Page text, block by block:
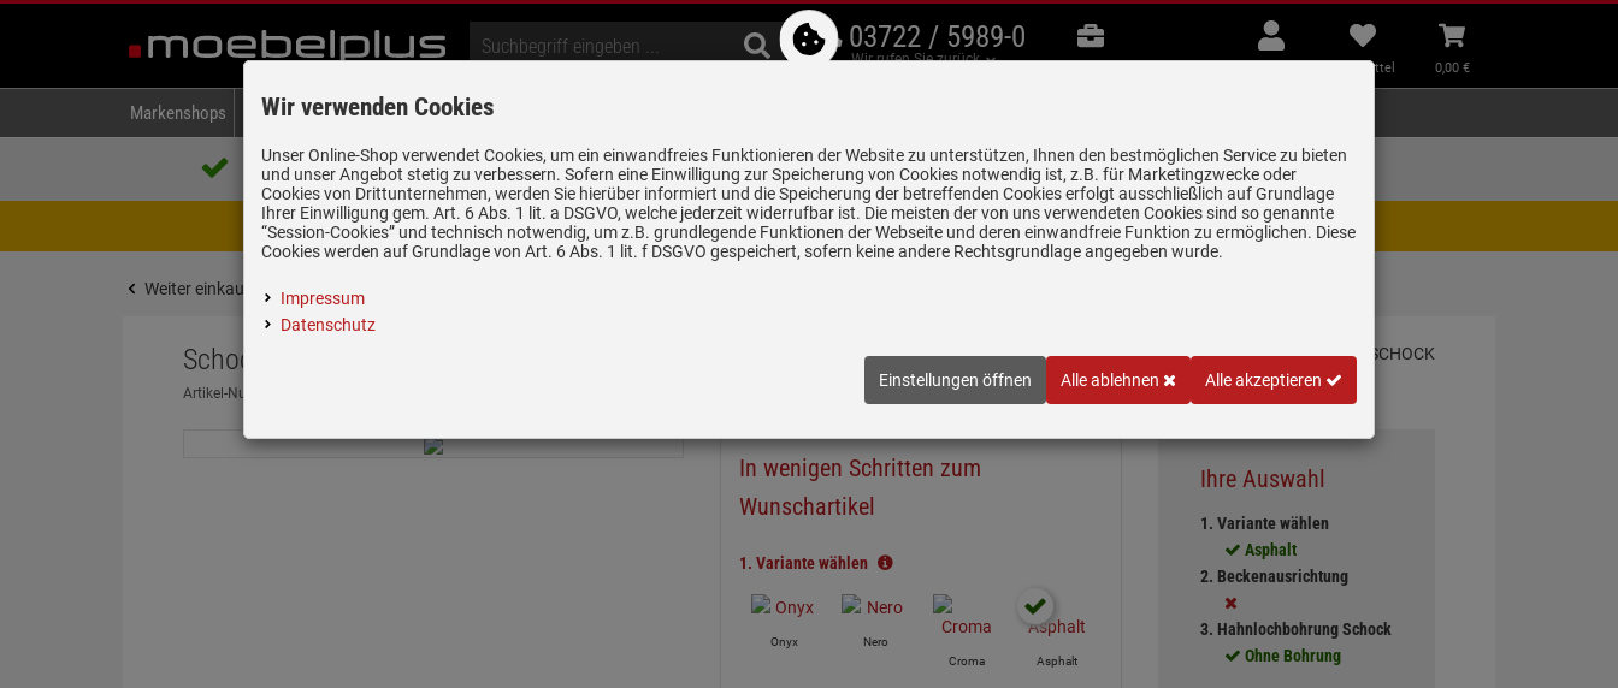
03722 / 5989-0
Wir rufen Sie zurück
B2B
Beratung
Mein
Konto
Merkzettel
aufklappen
Merkzettel
Warenkorb
aufklappen
0,00 €
Markenshops Backen & Kochen Kühlen & Gefrieren
Über 85.000 positive Bewertungen
auf eBay, Amazon und Trusted Shops
5 Jahre Garantie auf
alle gekennzeichneten Produkte
Lieferung zum
Wunschtermin
Achtung Wartungsarbeiten! Zwischen 8 und 10 Uhr werden einige Bilder und PDFs zeitweise nicht angezeigt. Wir bitten um Verständnis.
Weiter einkaufen
Schock Manhattan D-100S A Asphalt - MAND100SAGAS Granitspüle
Artikel-Nummer:
In wenigen Schritten zum
Wunschartikel
1. Variante wählen
Onyx
Nero
Croma
Asphalt
Ihre Auswahl
1. Variante wählen
Asphalt
2. Beckenausrichtung
3. Hahnlochbohrung Schock
Ohne Bohrung
Wir verwenden Cookies
Unser Online-Shop verwendet Cookies, um ein einwandfreies Funktionieren der Website zu unterstützen, Ihnen den bestmöglichen Service zu bieten
und unser Angebot stetig zu verbessern. Sofern eine Einwilligung zur Speicherung von Cookies notwendig ist, z.B. für Marketingzwecke oder
Cookies von Drittunternehmen, werden Sie hierüber informiert und die Speicherung der betreffenden Cookies erfolgt ausschließlich auf Grundlage
Ihrer Einwilligung gem. Art. 6 Abs. 1 lit. a DSGVO, welche jederzeit widerrufbar ist. Die meisten der von uns verwendeten Cookies sind so genannte
“Session-Cookies” und technisch notwendig, um z.B. grundlegende Funktionen der Webseite und deren einwandfreie Funktion zu ermöglichen. Diese
Cookies werden auf Grundlage von Art. 6 Abs. 1 lit. f DSGVO gespeichert, sofern keine andere Rechtsgrundlage angegeben wurde.
Impressum
Datenschutz
Einstellungen öffnen Alle ablehnen Alle akzeptieren